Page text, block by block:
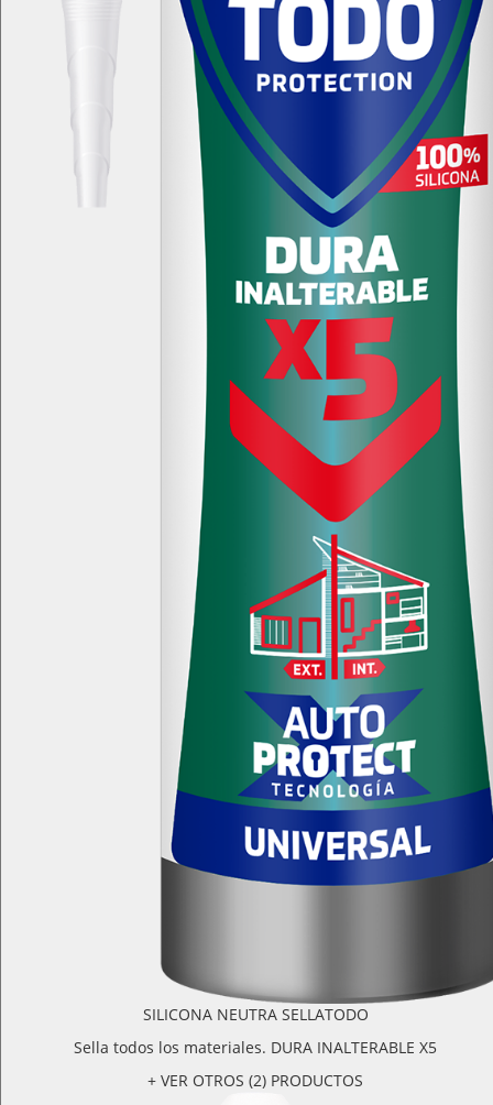
SILICONA NEUTRA SELLATODO
Sella todos los materiales. DURA INALTERABLE X5
+ VER OTROS (2) PRODUCTOS